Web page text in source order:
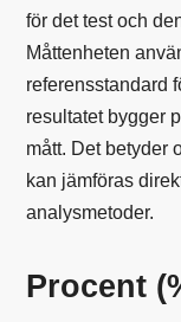
för det test och
Måttenheten
referensstandard
resultatet bygger
mått. Det betyder
kan jämföras
analysmetoder.
Procent